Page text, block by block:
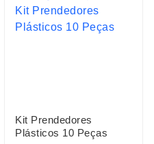
Kit Prendedores
Plásticos 10 Peças